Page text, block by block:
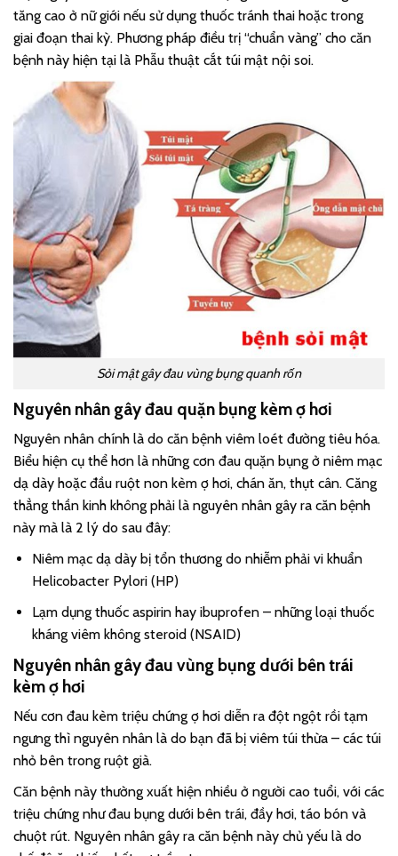
tăng cao ở nữ giới nếu sử dụng thuốc tránh thai hoặc trong
giai đoạn thai kỳ. Phương pháp điều trị “chuẩn vàng” cho căn
bệnh này hiện tại là Phẫu thuật cắt túi mật nội soi.
Sỏi mật gây đau vùng bụng quanh rốn
Nguyên nhân gây đau quặn bụng kèm ợ hơi
Nguyên nhân chính là do căn bệnh viêm loét đường tiêu hóa.
Biểu hiện cụ thể hơn là những cơn đau quặn bụng ở niêm mạc
dạ dày hoặc đầu ruột non kèm ợ hơi, chán ăn, thụt cân. Căng
thẳng thần kinh không phải là nguyên nhân gây ra căn bệnh
này mà là 2 lý do sau đây:
Niêm mạc dạ dày bị tổn thương do nhiễm phải vi khuẩn
Helicobacter Pylori (HP)
Lạm dụng thuốc aspirin hay ibuprofen – những loại thuốc
kháng viêm không steroid (NSAID)
Nguyên nhân gây đau vùng bụng dưới bên trái
kèm ợ hơi
Nếu cơn đau kèm triệu chứng ợ hơi diễn ra đột ngột rồi tạm
ngưng thì nguyên nhân là do bạn đã bị viêm túi thừa – các túi
nhỏ bên trong ruột già.
Căn bệnh này thường xuất hiện nhiều ở người cao tuổi, với các
triệu chứng như đau bụng dưới bên trái, đầy hơi, táo bón và
chuột rút. Nguyên nhân gây ra căn bệnh này chủ yếu là do